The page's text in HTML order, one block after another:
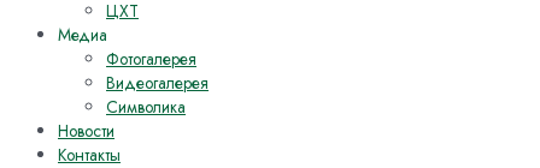
ЦХТ
Медиа
Фотогалерея
Видеогалерея
Символика
Новости
Контакты